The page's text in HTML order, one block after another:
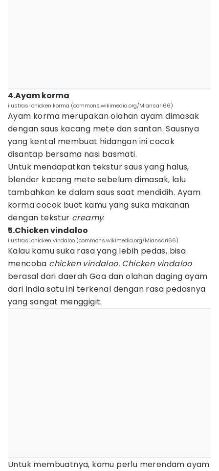
4.Ayam korma
ilustrasi chicken korma (commons.wikimedia.org/Miansari66)
Ayam korma merupakan olahan ayam dimasak
dengan saus kacang mete dan santan. Sausnya
yang kental membuat hidangan ini cocok
disantap bersama nasi basmati.
Untuk mendapatkan tekstur saus yang halus,
blender kacang mete sebelum dimasak, lalu
tambahkan ke dalam saus saat mendidih. Ayam
korma cocok buat kamu yang suka makanan
dengan tekstur creamy.
5.Chicken vindaloo
ilustrasi chicken vindaloo (commons.wikimedia.org/Miansari66)
Kalau kamu suka rasa yang lebih pedas, bisa
mencoba chicken vindaloo. Chicken vindaloo
berasal dari daerah Goa dan olahan daging ayam
dari India satu ini terkenal dengan rasa pedasnya
yang sangat menggigit.
Untuk membuatnya, kamu perlu merendam ayam